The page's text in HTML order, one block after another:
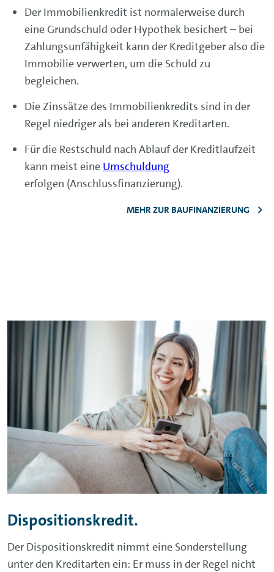
Der Immobilienkredit ist normalerweise durch
eine Grundschuld oder Hypothek besichert – bei
Zahlungsunfähigkeit kann der Kreditgeber also die
Immobilie verwerten, um die Schuld zu
begleichen.
Die Zinssätze des Immobilienkredits sind in der
Regel niedriger als bei anderen Kreditarten.
Für die Restschuld nach Ablauf der Kreditlaufzeit
kann meist eine Umschuldung
erfolgen (Anschlussfinanzierung).
MEHR ZUR BAUFINANZIERUNG
Dispositionskredit.
Der Dispositionskredit nimmt eine Sonderstellung
unter den Kreditarten ein: Er muss in der Regel nicht